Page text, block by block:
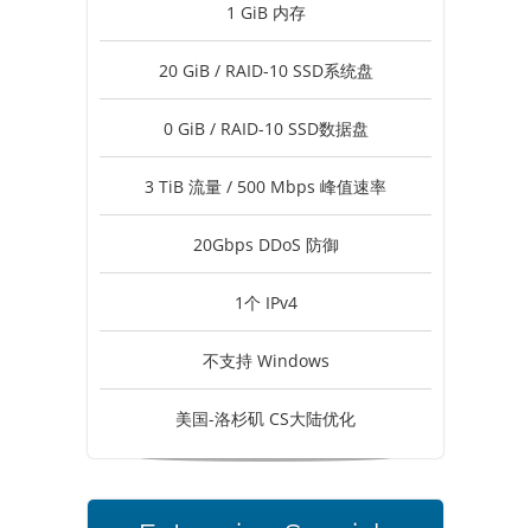
1 GiB 内存
20 GiB / RAID-10 SSD系统盘
0 GiB / RAID-10 SSD数据盘
3 TiB 流量 / 500 Mbps 峰值速率
20Gbps DDoS 防御
1个 IPv4
不支持 Windows
美国-洛杉矶 CS大陆优化